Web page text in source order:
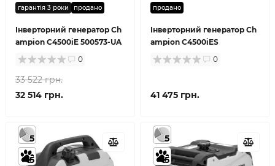
гарантія 3 роки продано
Інверторний генератор Ch
ampion C4500iE 500573-UA
0
33 522 грн.
32 514 грн.
продано
Інверторний генератор Ch
ampion C4500iES
0
41 475 грн.
5
5
5
5